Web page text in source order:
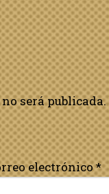
será publicada.
electrónico*